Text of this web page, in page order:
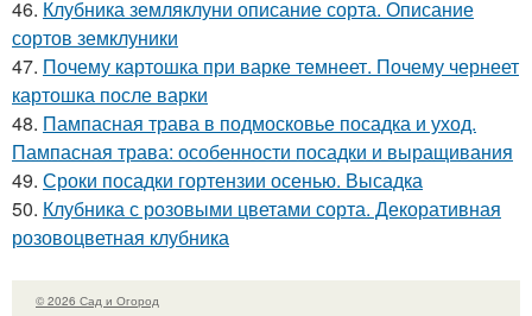
46. Клубника земляклуни описание сорта. Описание
сортов земклуники
47. Почему картошка при варке темнеет. Почему чернеет
картошка после варки
48. Пампасная трава в подмосковье посадка и уход.
Пампасная трава: особенности посадки и выращивания
49. Сроки посадки гортензии осенью. Высадка
50. Клубника с розовыми цветами сорта. Декоративная
розовоцветная клубника
© 2026 Сад и Огород